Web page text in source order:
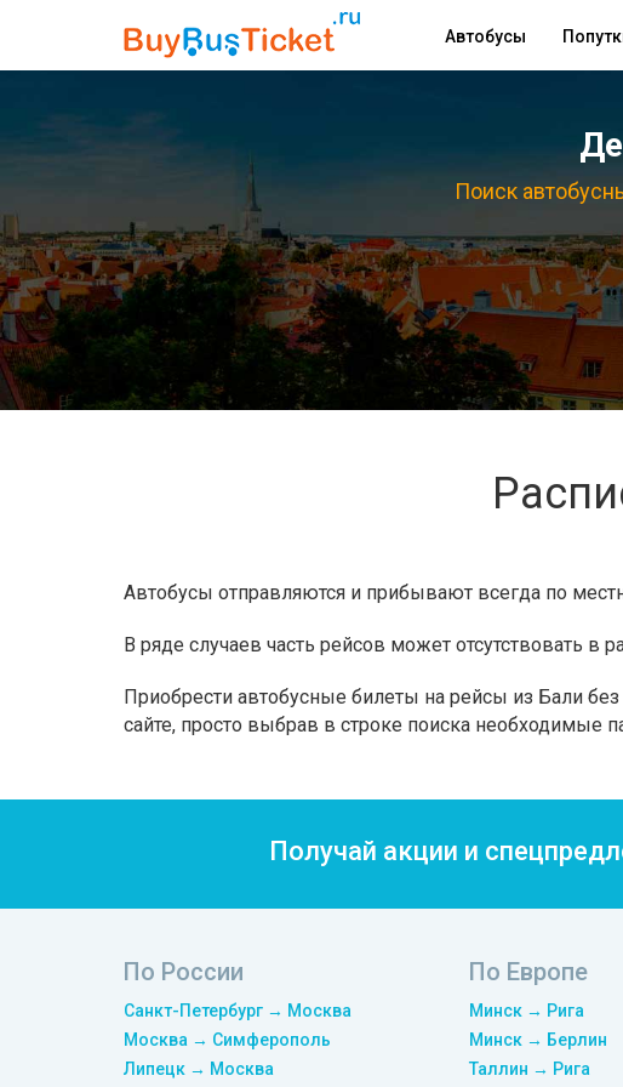
Автобусы
Поиск
Автобусы отправляются и прибывают всегда по
В ряде случаев часть рейсов может отсутствовать в
Приобрести автобусные билеты на рейсы из Бали
сайте, просто выбрав в строке поиска необходимые
Получай акции и
По России
Санкт-Петербург → Москва
Москва → Симферополь
Липецк → Москва
По Европе
Минск → Рига
Минск → Берлин
Таллин → Рига